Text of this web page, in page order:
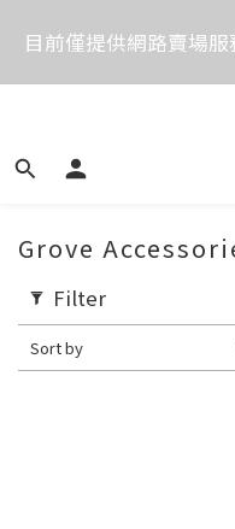
價格均含稅，下單享
目前僅提供網路賣場
目前電話系統異常，
Grove
Filter
Sort by